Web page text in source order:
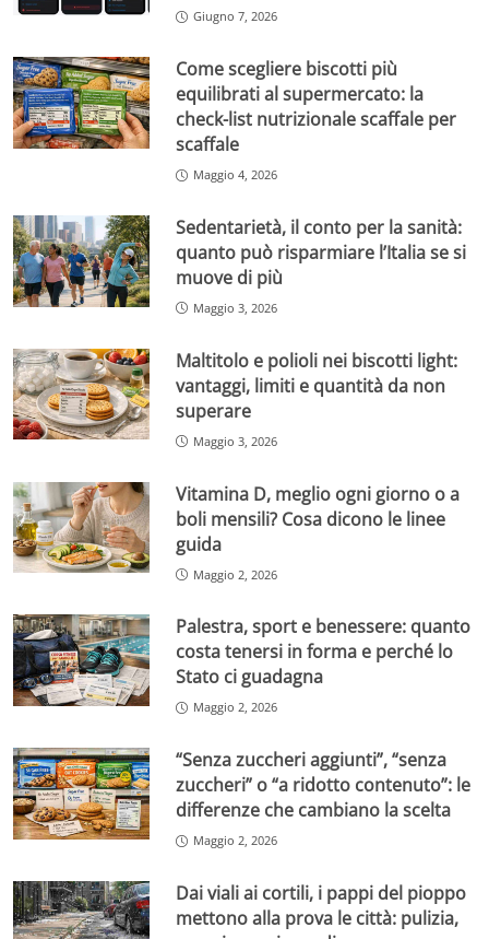
Giugno 7, 2026
Come scegliere biscotti più
equilibrati al supermercato: la
check-list nutrizionale scaffale per
scaffale
Maggio 4, 2026
Sedentarietà, il conto per la sanità:
quanto può risparmiare l’Italia se si
muove di più
Maggio 3, 2026
Maltitolo e polioli nei biscotti light:
vantaggi, limiti e quantità da non
superare
Maggio 3, 2026
Vitamina D, meglio ogni giorno o a
boli mensili? Cosa dicono le linee
guida
Maggio 2, 2026
Palestra, sport e benessere: quanto
costa tenersi in forma e perché lo
Stato ci guadagna
Maggio 2, 2026
“Senza zuccheri aggiunti”, “senza
zuccheri” o “a ridotto contenuto”: le
differenze che cambiano la scelta
Maggio 2, 2026
Dai viali ai cortili, i pappi del pioppo
mettono alla prova le città: pulizia,